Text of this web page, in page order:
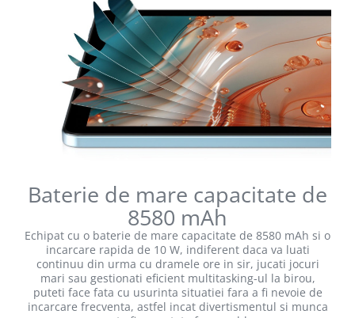
Baterie de mare capacitate de
8580 mAh
Echipat cu o baterie de mare capacitate de 8580 mAh si o
incarcare rapida de 10 W, indiferent daca va luati
continuu din urma cu dramele ore in sir, jucati jocuri
mari sau gestionati eficient multitasking-ul la birou,
puteti face fata cu usurinta situatiei fara a fi nevoie de
incarcare frecventa, astfel incat divertismentul si munca